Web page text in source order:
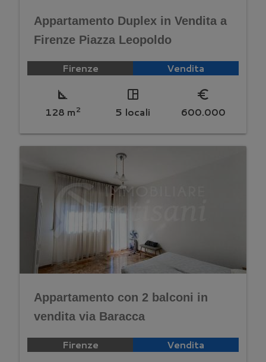
Appartamento Duplex in Vendita a
Firenze Piazza Leopoldo
Firenze Vendita
square_foot
128 m2
space_dashboard
5 locali
euro_symbol
600.000
Appartamento con 2 balconi in
vendita via Baracca
Firenze Vendita